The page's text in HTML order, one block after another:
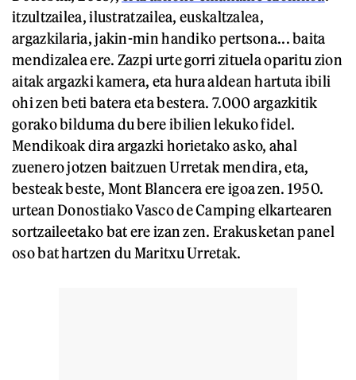
itzultzailea, ilustratzailea, euskaltzalea,
argazkilaria, jakin-min handiko pertsona... baita
mendizalea ere. Zazpi urte gorri zituela oparitu zion
aitak argazki kamera, eta hura aldean hartuta ibili
ohi zen beti batera eta bestera. 7.000 argazkitik
gorako bilduma du bere ibilien lekuko fidel.
Mendikoak dira argazki horietako asko, ahal
zuenero jotzen baitzuen Urretak mendira, eta,
besteak beste, Mont Blancera ere igoa zen. 1950.
urtean Donostiako Vasco de Camping elkartearen
sortzaileetako bat ere izan zen. Erakusketan panel
oso bat hartzen du Maritxu Urretak.